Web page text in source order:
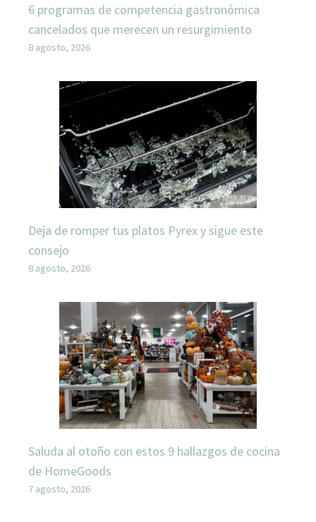
6 programas de competencia gastronómica
cancelados que merecen un resurgimiento
8 agosto, 2026
Deja de romper tus platos Pyrex y sigue este
consejo
8 agosto, 2026
Saluda al otoño con estos 9 hallazgos de cocina
de HomeGoods
7 agosto, 2026